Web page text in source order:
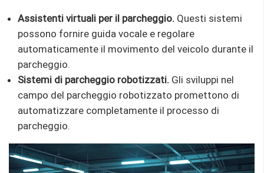
Assistenti virtuali per il parcheggio. Questi sistemi
possono fornire guida vocale e regolare
automaticamente il movimento del veicolo durante il
parcheggio.
Sistemi di parcheggio robotizzati. Gli sviluppi nel
campo del parcheggio robotizzato promettono di
automatizzare completamente il processo di
parcheggio.